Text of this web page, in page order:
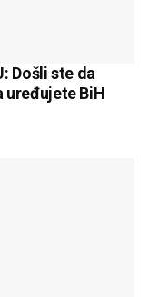
Došli ste da
uređujete BiH